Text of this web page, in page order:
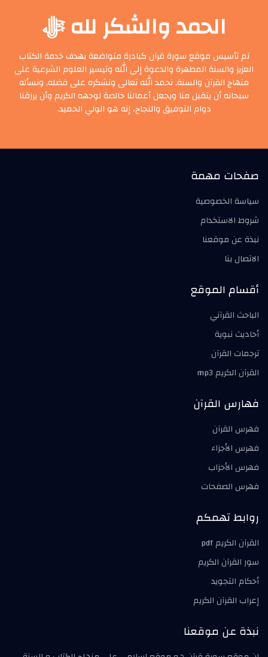
الحمد والشكر لله ﷻ
تم تأسيس موقع سورة قرآن كبادرة متواضعة بهدف خدمة الكتاب
العزيز والسنة المطهرة والدعوة إلى الله وتيسير العلوم الشرعية على
منهاج القرآن والسنة, نحمد الله تعالى ونشكره على فضله, ونسأله
سبحانه أن يتقبل منا ويجعل أعمالنا خالصة لوجهه الكريم وأن يرزقنا
دوام التوفيق والنجاح، إنه هو الولي الحميد.
صفحات مهمة
سياسة الخصوصية
شروط الاستخدام
نبذة عن موقعنا
الاتصال بنا
أقسام الموقع
الباحث القرآني
أحاديث نبوية
ترجمات القرآن
القرآن الكريم mp3
فهارس القرآن
فهرس القرآن
فهرس الأجزاء
فهرس الأحزاب
فهرس الصفحات
روابط تهمكم
القرآن الكريم pdf
سور القرآن الكريم
أحكام التجويد
إعراب القرآن الكريم
نبذة عن موقعنا